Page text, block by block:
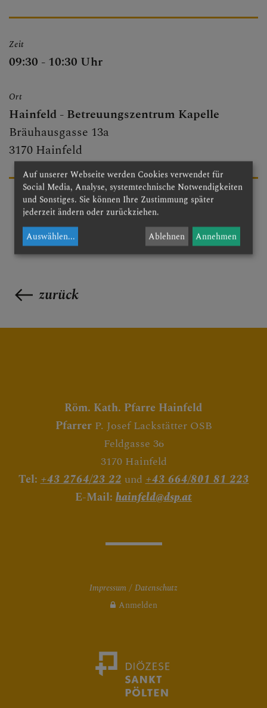
GRUPPEN & RUNDEN
Zeit
09:30 - 10:30 Uhr
Ort
Hainfeld - Betreuungszentrum Kapelle
Bräuhausgasse 13a
3170 Hainfeld
zurück
Röm. Kath. Pfarre Hainfeld
Pfarrer P. Josef Lackstätter OSB
Feldgasse 36
3170 Hainfeld
Tel: +43 2764/23 22und+43 664/801 81 223
E-Mail: hainfeld@dsp.at
Impressum
Datenschutz
Anmelden
Auf unserer Webseite werden Cookies verwendet für
Social Media, Analyse, systemtechnische Notwendigkeiten
und Sonstiges. Sie können Ihre Zustimmung später
jederzeit ändern oder zurückziehen.
Auswählen... Ablehnen Annehmen